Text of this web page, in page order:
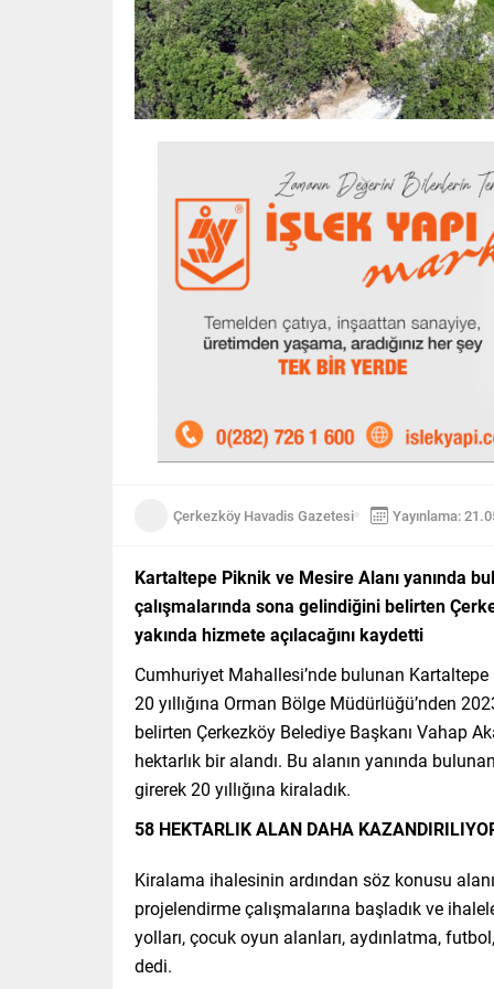
Çerkezköy Havadis Gazetesi Yayınlama:
Kartaltepe Piknik ve Mesire Alanı yanında
çalışmalarında sona gelindiğini belirten
yakında hizmete açılacağını kaydetti
Cumhuriyet Mahallesi’nde bulunan Kartaltepe
20 yıllığına Orman Bölge Müdürlüğü’nden
belirten Çerkezköy Belediye Başkanı Vahap
hektarlık bir alandı. Bu alanın yanında
girerek 20 yıllığına kiraladık.
58 HEKTARLIK ALAN DAHA
Kiralama ihalesinin ardından söz konusu
projelendirme çalışmalarına başladık ve
yolları, çocuk oyun alanları, aydınlatma,
dedi.